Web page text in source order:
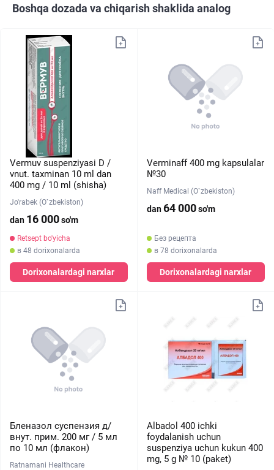
Boshqa dozada va chiqarish shaklida analog
Vermuv suspenziyasi D /
vnut. taxminan 10 ml dan
400 mg / 10 ml (shisha)
Jo'rabek (O`zbekiston)
dan 16 000so'm
Retsept bo'yicha
в 48 dorixonalarda
Dorixonalardagi narxlar
Verminaff 400 mg kapsulalar
№30
Naff Medical (O`zbekiston)
dan64 000so'm
Без рецепта
в 78 dorixonalarda
Dorixonalardagi narxlar
Бленазол суспензия д/
внут. прим. 200 мг / 5 мл
по 10 мл (флакон)
Ratnamani Healthcare
Albadol 400 ichki
foydalanish uchun
suspenziya uchun kukun 400
mg, 5 g № 10 (paket)